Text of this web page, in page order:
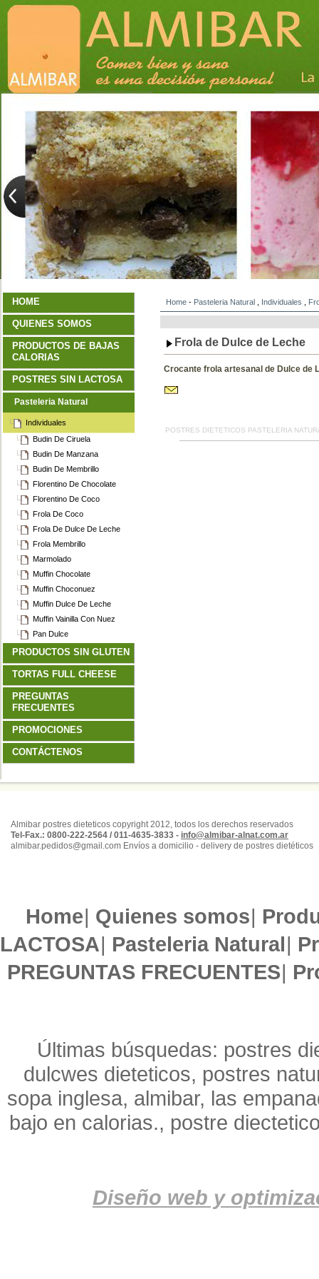
Home - Pasteleria Natural Individuales
Frola de Dulce de Leche
Crocante frola artesanal de Dulce de
POSTRES DIETETICOS PASTELERIA
HOME
QUIENES SOMOS
PRODUCTOS DE BAJAS
CALORIAS
POSTRES SIN LACTOSA
Pasteleria Natural
Individuales
Budin De Ciruela
Budin De Manzana
Budin De Membrillo
Florentino De Chocolate
Florentino De Coco
Frola De Coco
Frola De Dulce De Leche
Frola Membrillo
Marmolado
Muffin Chocolate
Muffin Choconuez
Muffin Dulce De Leche
Muffin Vainilla Con Nuez
Pan Dulce
PRODUCTOS SIN GLUTEN
TORTAS FULL CHEESE
PREGUNTAS
FRECUENTES
PROMOCIONES
CONTÁCTENOS
Almibar postres dieteticos copyright 2012, todos los derechos reservados
Tel-Fax.: 0800-222-2564 / 011-4635-3833 - info@almibar-alnat.com.ar
almibar.pedidos@gmail.com Envíos a domicilio - delivery de postres dietéticos
Home| Quienes somos|
LACTOSA| Pasteleria Natural|
PREGUNTAS FRECUENTES|
Últimas búsquedas: postres
dulcwes dieteticos, postres
sopa inglesa, almibar, las
bajo en calorias., postre
Diseño web y